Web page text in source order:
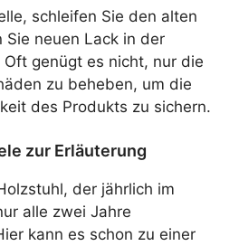
schleifen Sie den alten
neuen Lack in der
genügt es nicht, nur die
zu beheben, um die
des Produkts zu sichern.
zur Erläuterung
der jährlich im
alle zwei Jahre
kann es schon zu einer